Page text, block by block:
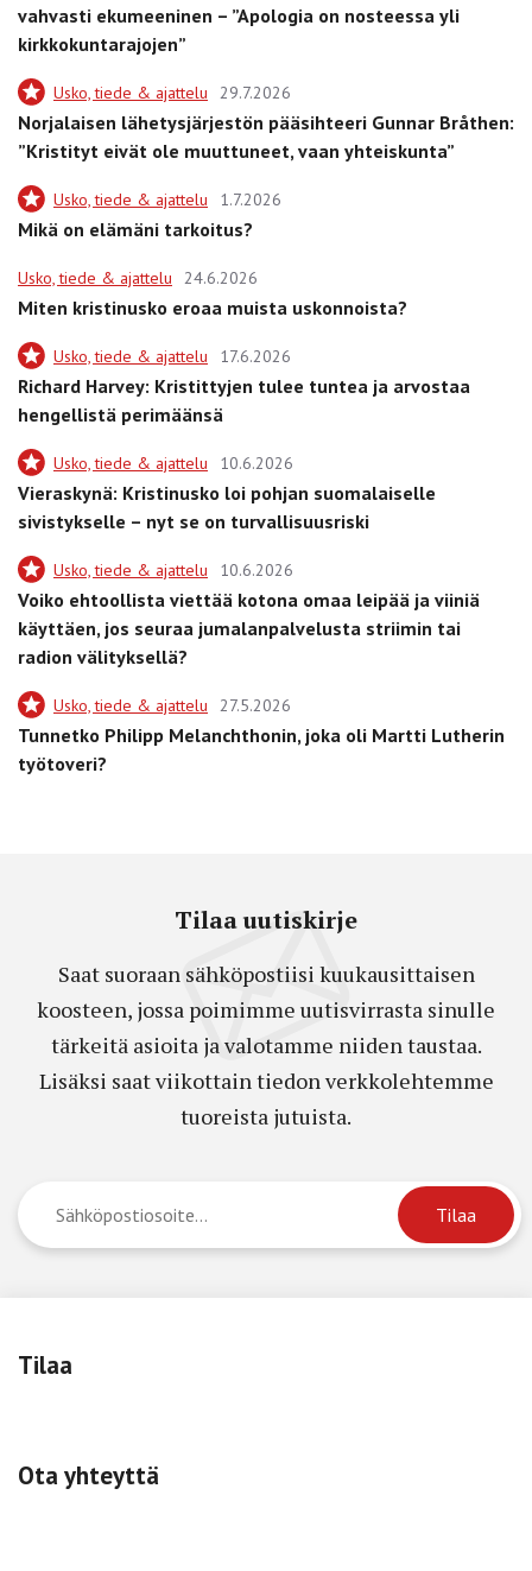
vahvasti ekumeeninen – ”Apologia on nosteessa yli
kirkkokuntarajojen”
Usko, tiede & ajattelu 29.7.2026
Norjalaisen lähetysjärjestön pääsihteeri Gunnar Bråthen:
”Kristityt eivät ole muuttuneet, vaan yhteiskunta”
Usko, tiede & ajattelu 1.7.2026
Mikä on elämäni tarkoitus?
Usko, tiede & ajattelu 24.6.2026
Miten kristinusko eroaa muista uskonnoista?
Usko, tiede & ajattelu 17.6.2026
Richard Harvey: Kristittyjen tulee tuntea ja arvostaa
hengellistä perimäänsä
Usko, tiede & ajattelu 10.6.2026
Vieraskynä: Kristinusko loi pohjan suomalaiselle
sivistykselle – nyt se on turvallisuusriski
Usko, tiede & ajattelu 10.6.2026
Voiko ehtoollista viettää kotona omaa leipää ja viiniä
käyttäen, jos seuraa jumalanpalvelusta striimin tai
radion välityksellä?
Usko, tiede & ajattelu 27.5.2026
Tunnetko Philipp Melanchthonin, joka oli Martti Lutherin
työtoveri?
Tilaa uutiskirje
Saat suoraan sähköpostiisi kuukausittaisen
koosteen, jossa poimimme uutisvirrasta sinulle
tärkeitä asioita ja valotamme niiden taustaa.
Lisäksi saat viikottain tiedon verkkolehtemme
tuoreista jutuista.
Tilaa
Ota yhteyttä